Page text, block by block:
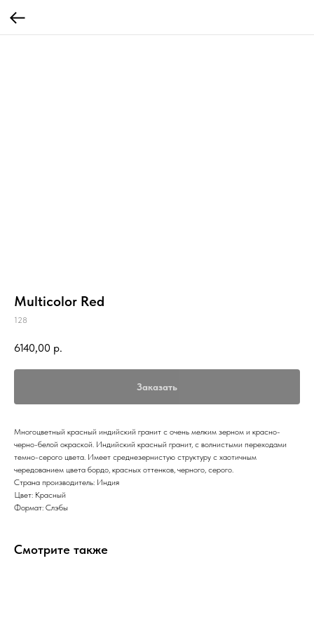
Multicolor Red
128
6140,00 р.
Заказать
Многоцветный красный индийский гранит с очень мелким зерном и красно-
черно-белой окраской. Индийский красный гранит, с волнистыми переходами
темно-серого цвета. Имеет среднезернистую структуру с хаотичным
чередованием цвета бордо, красных оттенков, черного, серого.
Страна производитель: Индия
Цвет: Красный
Формат: Слэбы
Смотрите также